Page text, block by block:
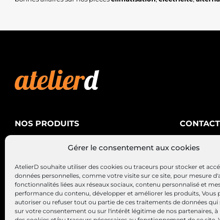
Gérer le consentement aux cookies
AtelierD souhaite utiliser des cookies ou traceurs pour stocker et
données personnelles, comme votre visite sur ce site, pour mesure
fonctionnalités liées aux réseaux sociaux, contenu personnalisé et
performance du contenu, développer et améliorer les produits, Vous
autoriser ou refuser tout ou partie de ces traitements de données qui
sur votre consentement ou sur l'intérêt légitime de nos partenaires, à
NOS PRODUITS
Alternateurs – Démarreurs
CONTACT
AtelierD
88200
03 29 22 34